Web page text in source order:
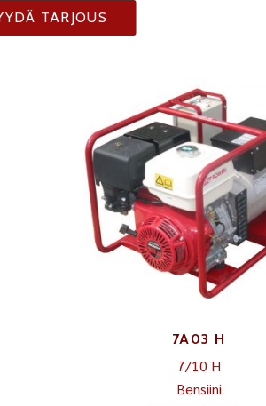
TARJOUS
7A03 H
7/10 H
Bensiini